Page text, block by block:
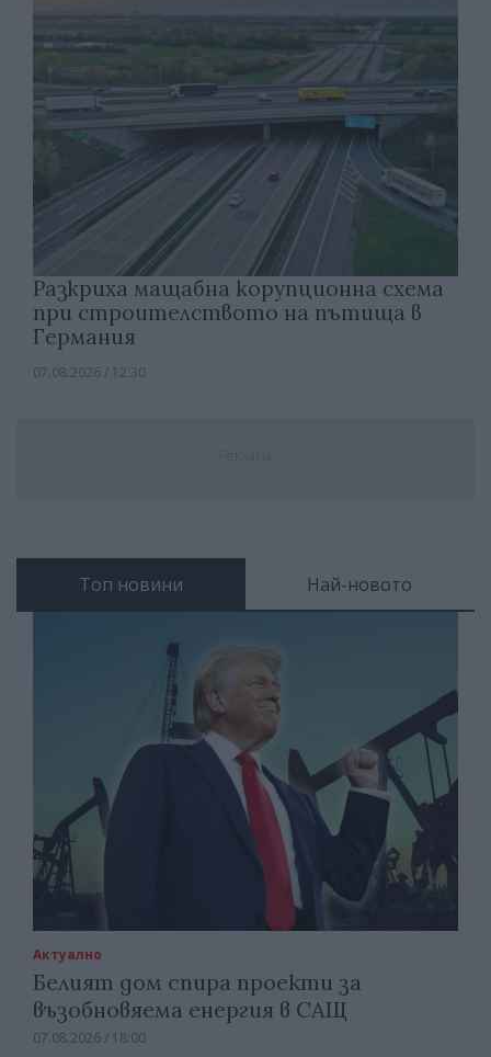
Разкриха мащабна корупционна схема
при строителството на пътища в
Германия
07.08.2026 / 12:30
Топ новини Най-новото
Актуално
Белият дом спира проекти за
възобновяема енергия в САЩ
07.08.2026 / 18:00